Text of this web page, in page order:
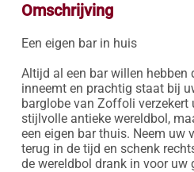
Omschrijving
Een eigen bar in huis
Altijd al een bar willen hebben
inneemt en prachtig staat bij
barglobe van Zoffoli
stijlvolle antieke wereldbol,
een eigen bar thuis. Neem uw
terug in de tijd en schenk
de wereldbol drank in voor uw